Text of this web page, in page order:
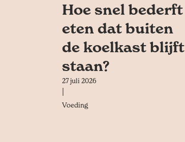
Hoe snel bederft
eten dat buiten
de koelkast blijft
staan?
27 juli 2026
Voeding